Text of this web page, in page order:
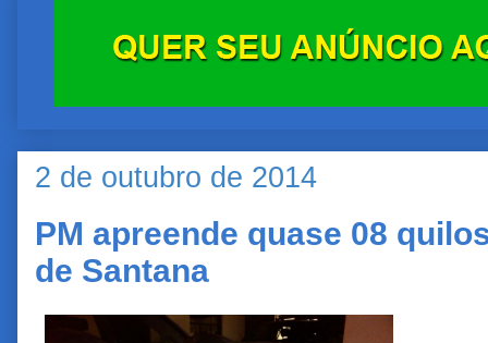
2 de outubro de 2014
PM apreende quase 08
de Santana